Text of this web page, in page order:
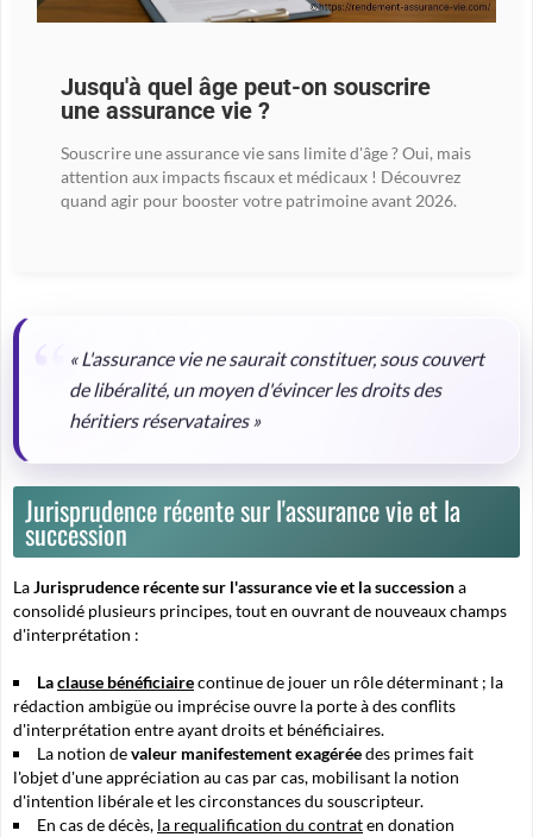
Jusqu'à quel âge peut-on souscrire
une assurance vie ?
Souscrire une assurance vie sans limite d'âge ? Oui, mais
attention aux impacts fiscaux et médicaux ! Découvrez
quand agir pour booster votre patrimoine avant 2026.
« L'assurance vie ne saurait constituer, sous couvert
de libéralité, un moyen d'évincer les droits des
héritiers réservataires »
Jurisprudence récente sur l'assurance vie et la
succession
LaJurisprudence récente sur l'assurance vie et la successiona
consolidé plusieurs principes, tout en ouvrant de nouveaux champs
d'interprétation :
Laclause bénéficiairecontinue de jouer un rôle déterminant ; la
rédaction ambigüe ou imprécise ouvre la porte à des conflits
d'interprétation entre ayant droits et bénéficiaires.
La notion devaleur manifestement exagéréedes primes fait
l'objet d'une appréciation au cas par cas, mobilisant la notion
d'intention libérale et les circonstances du souscripteur.
En cas de décès, la requalification du contraten donation